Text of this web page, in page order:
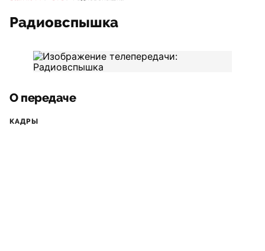
Радиовспышка
О передаче
КАДРЫ